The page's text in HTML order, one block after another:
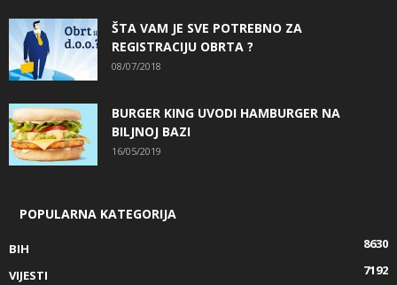
ŠTA VAM JE SVE POTREBNO ZA
REGISTRACIJU OBRTA ?
08/07/2018
BURGER KING UVODI HAMBURGER NA
BILJNOJ BAZI
16/05/2019
POPULARNA KATEGORIJA
BIH
8630
VIJESTI
7192